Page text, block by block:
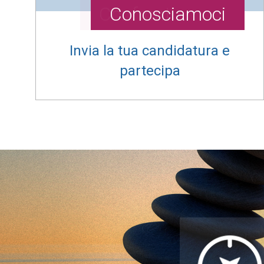
Incontriamoci
Invia la tua candidatura e
partecipa
Conosciamoci
Invia la tua candidatura e
partecipa
Confrontiamoci
Invia la tua candidatura e
partecipa
Candidati